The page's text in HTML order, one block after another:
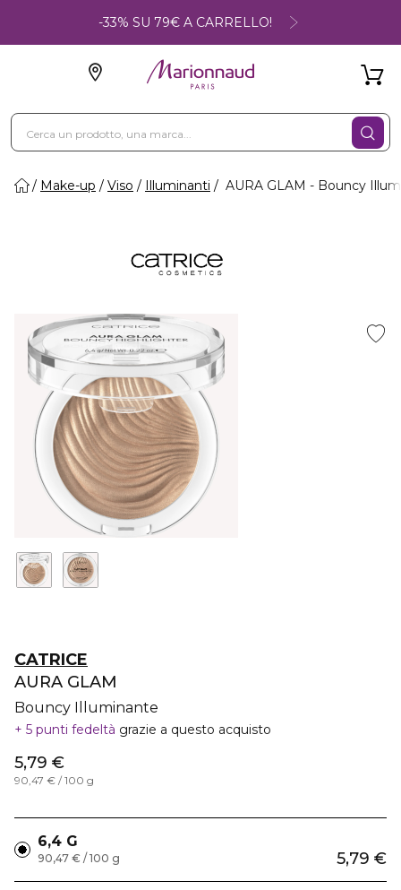
-33% SU 79€ A CARRELLO!
Make-up Viso Illuminanti AURA GLAM - Bouncy
CATRICE
AURA GLAM
Bouncy Illuminante
5 punti fedeltà grazie a questo acquisto
5,79 €
90,47 € / 100 g
6,4 G
5,79 €
90,47 € / 100 g